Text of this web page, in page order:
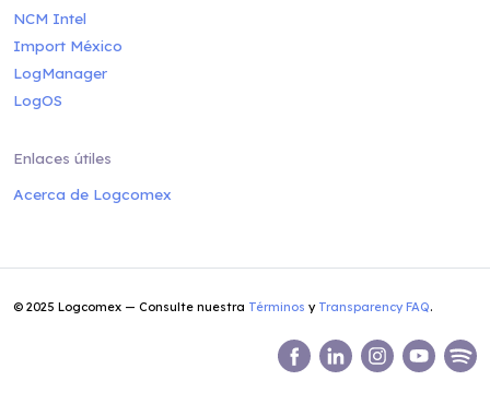
NCM Intel
Import México
LogManager
LogOS
Enlaces útiles
Acerca de Logcomex
© 2025 Logcomex — Consulte nuestra Términos y Transparency FAQ.